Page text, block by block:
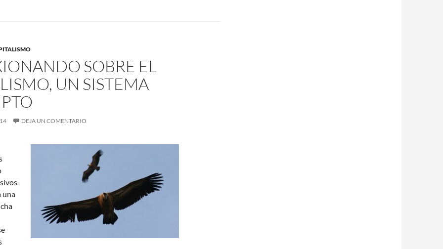
SOBRE EL
UN SISTEMA
DEJA UN COMENTARIO
una